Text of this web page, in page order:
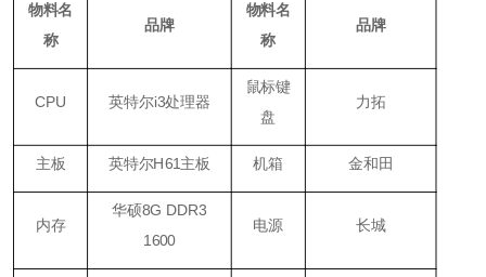
物料名
称
品牌
物料名
称
品牌
CPU 英特尔i3处理器
鼠标键
盘
力拓
主板 英特尔H61主板 机箱 金和田
内存
华硕8G DDR3
1600
电源 长城